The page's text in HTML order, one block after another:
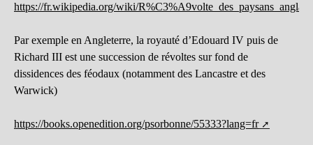
https://fr.wikipedia.org/wiki/R%C3%A9volte_des_paysans_anglais
Par exemple en Angleterre, la royauté d’Edouard IV puis de
Richard III est une succession de révoltes sur fond de
dissidences des féodaux (notamment des Lancastre et des
Warwick)
https://books.openedition.org/psorbonne/55333?lang=fr